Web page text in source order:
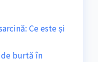
Ce este și
burtă în